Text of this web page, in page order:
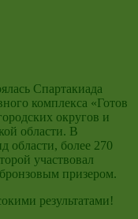
Спартакиада
комплекса «Готов
округов и
области. В
области, более 270
участвовал
призером.
результатами!